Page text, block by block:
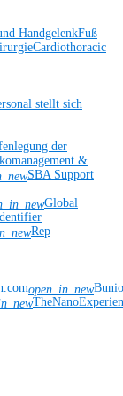
HandgelenkFuß
Cardiothoracic
stellt sich
der
&
SBA Support
Global
Rep
open_in_new